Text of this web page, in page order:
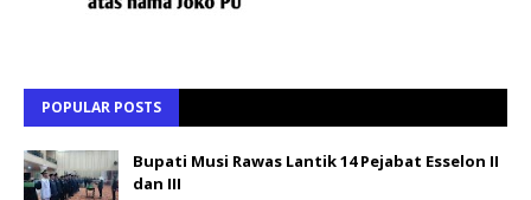
POPULAR POSTS
Bupati Musi Rawas Lantik 14 Pejabat Esselon II
dan III